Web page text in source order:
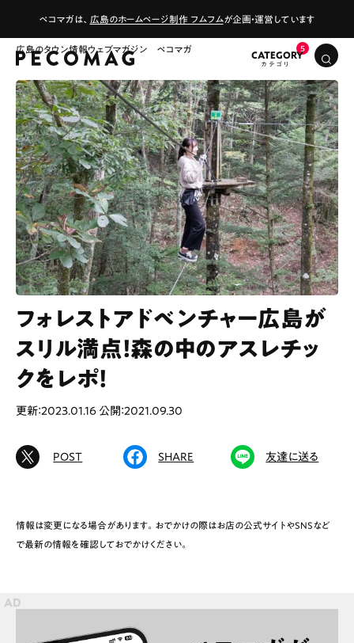
ペコマガは、 広島のホームページ制作 フムフムが企画・運営しています
広島のタウン情報ウェブマガジン ペコマガ
CATEGORY
# ファミリーにおすすめ # 女子旅におすすめ
Outing
フォレストアドベンチャー広島が
スリル満点！森の中のアスレチッ
クをレポ！
更新：2023.01.16 公開：2021.09.30
POST SHARE 友達に送る
情報は変更になる場合があります。おでかけの際はお店の公式サイトやSNSなど
で最新の情報を確認しておでかけください。